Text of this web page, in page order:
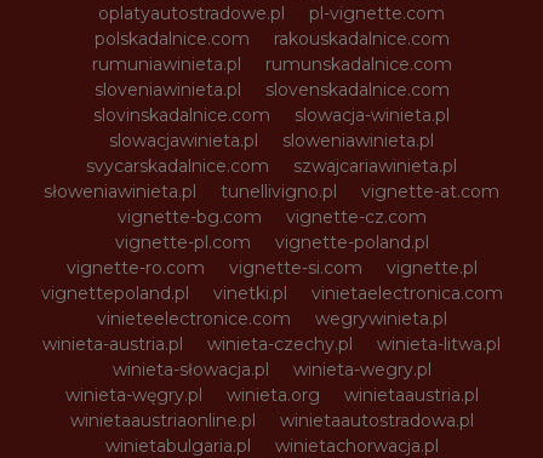
oplatyautostradowe.pl
pl-vignette.com
polskadalnice.com
rakouskadalnice.com
rumuniawinieta.pl
rumunskadalnice.com
sloveniawinieta.pl
slovenskadalnice.com
slovinskadalnice.com
slowacja-winieta.pl
slowacjawinieta.pl
sloweniawinieta.pl
svycarskadalnice.com
szwajcariawinieta.pl
słoweniawinieta.pl
tunellivigno.pl
vignette-at.com
vignette-bg.com
vignette-cz.com
vignette-pl.com
vignette-poland.pl
vignette-ro.com
vignette-si.com
vignette.pl
vignettepoland.pl
vinetki.pl
vinietaelectronica.com
vinieteelectronice.com
wegrywinieta.pl
winieta-austria.pl
winieta-czechy.pl
winieta-litwa.pl
winieta-słowacja.pl
winieta-wegry.pl
winieta-węgry.pl
winieta.org
winietaaustria.pl
winietaaustriaonline.pl
winietaautostradowa.pl
winietabulgaria.pl
winietachorwacja.pl